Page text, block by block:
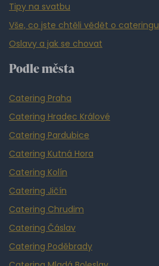
Tipy na svatbu
Vše, co jste chtěli vědět o cateringu
Oslavy a jak se chovat
Podle města
Catering Praha
Catering Hradec Králové
Catering Pardubice
Catering Kutná Hora
Catering Kolín
Catering Jičín
Catering Chrudim
Catering Čáslav
Catering Poděbrady